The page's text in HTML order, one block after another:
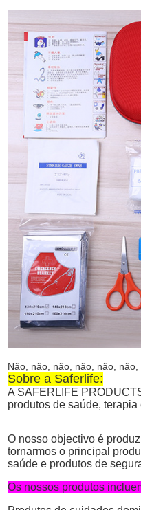
Não, não, não, não, não,
Sobre a Saferlife:
A SAFERLIFE
produtos de saúde,
O nosso objectivo é
tornarmos o principal
saúde e produtos de
Os nossos produtos